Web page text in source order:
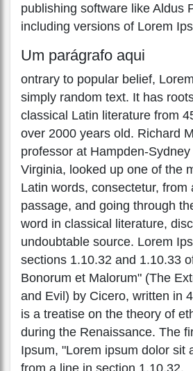
publishing software like Aldus
including versions of Lorem
Um parágrafo aqui
ontrary to popular belief,
simply random text. It has
classical Latin literature from
over 2000 years old. Richard
professor at Hampden-
Virginia, looked up one of the
Latin words, consectetur, from
passage, and going through
word in classical literature,
undoubtable source. Lorem
sections 1.10.32 and 1.10.33
Bonorum et Malorum" (The
and Evil) by Cicero, written in
is a treatise on the theory of
during the Renaissance. The
Ipsum, "Lorem ipsum dolor sit